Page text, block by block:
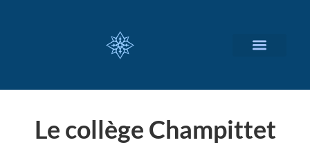
Le collège Champittet